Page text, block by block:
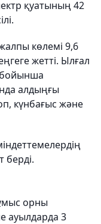
қуатының 42
көлемі 9,6
жетті. Ылғал
бойынша
алдыңғы
күнбағыс және
берді.
орны
ауылдарда 3